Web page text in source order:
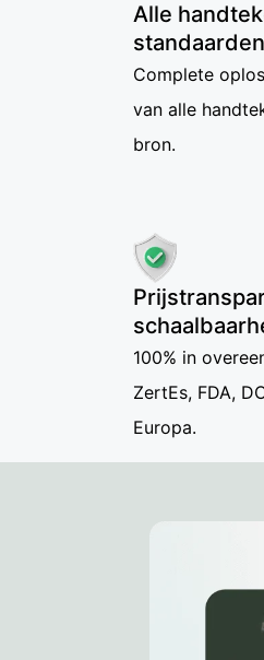
Alle
standaarden
Complete
van alle
bron.
100% in
ZertEs, FDA,
Europa.